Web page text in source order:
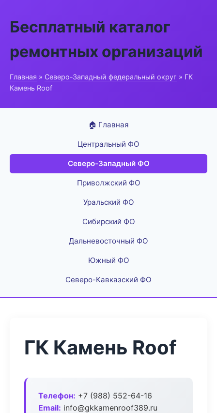
Бесплатный каталог
ремонтных организаций
Главная » Северо-Западный федеральный округ » ГК
Камень Roof
🏠 Главная
Центральный ФО
Северо-Западный ФО
Приволжский ФО
Уральский ФО
Сибирский ФО
Дальневосточный ФО
Южный ФО
Северо-Кавказский ФО
ГК Камень Roof
Телефон: +7 (988) 552-64-16
Email: info@gkkamenroof389.ru